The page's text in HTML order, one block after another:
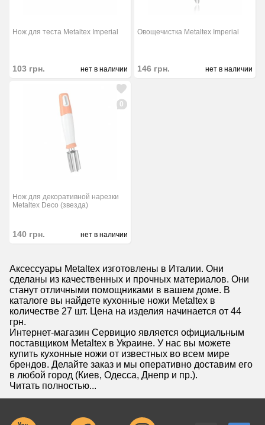
Нож для теста Metaltex Imperial
103 грн. нет в наличии
Овощечистка Metaltex Imperial
146 грн. нет в наличии
0
Нож для декоративной нарезки
Metaltex Deco (звезда)
140 грн. нет в наличии
Аксессуары Metaltex изготовлены в Италии. Они
сделаны из качественных и прочных материалов. Они
станут отличными помощниками в вашем доме. В
каталоге вы найдете кухонные ножи Metaltex в
количестве 27 шт. Цена на изделия начинается от 44
грн.
Интернет-магазин Сервицио является официальным
поставщиком Metaltex в Украине. У нас вы можете
купить кухонные ножи от известных во всем мире
брендов. Делайте заказ и мы оперативно доставим его
в любой город (Киев, Одесса, Днепр и пр.).
Читать полностью...